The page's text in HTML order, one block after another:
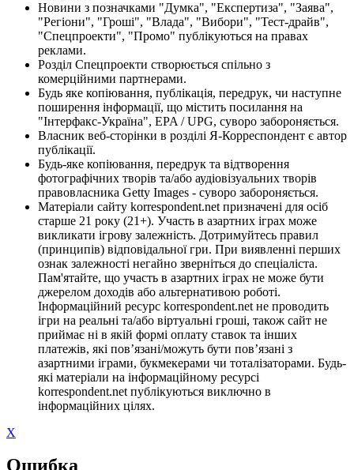
Новини з позначками "Думка", "Експертиза", "Заява",
"Регіони", "Гроші", "Влада", "Вибори", "Тест-драйв",
"Спецпроекти", "Промо" публікуються на правах
реклами.
Розділ Спецпроекти створюється спільно з
комерційними партнерами.
Будь яке копіювання, публікація, передрук, чи наступне
поширення інформації, що містить посилання на
"Інтерфакс-Україна", EPA / UPG, суворо забороняється.
Власник веб-сторінки в розділі Я-Корреспондент є автор
публікації.
Будь-яке копіювання, передрук та відтворення
фотографічних творів та/або аудіовізуальних творів
правовласника Getty Images - суворо забороняється.
Матеріали сайту korrespondent.net призначені для осіб
старше 21 року (21+). Участь в азартних іграх може
викликати ігрову залежність. Дотримуйтесь правил
(принципів) відповідальної гри. При виявленні перших
ознак залежності негайно зверніться до спеціаліста.
Пам'ятайте, що участь в азартних іграх не може бути
джерелом доходів або альтернативою роботі.
Інформаційний ресурс korrespondent.net не проводить
ігри на реальні та/або віртуальні гроші, також сайт не
приймає ні в якій формі оплату ставок та інших
платежів, які пов’язані/можуть бути пов’язані з
азартними іграми, букмекерами чи тоталізаторами. Будь-
які матеріали на інформаційному ресурсі
korrespondent.net публікуються виключно в
інформаційних цілях.
X
Ошибка